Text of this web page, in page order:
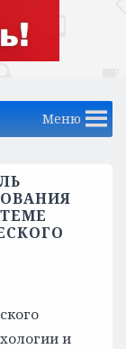
Меню
и